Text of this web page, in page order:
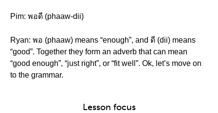
Pim: พอดี (phaaw-dii)
Ryan: พอ (phaaw) means “enough”, and ดี (dii) means
“good”. Together they form an adverb that can mean
“good enough”, “just right”, or “fit well”. Ok, let’s move on
to the grammar.
Lesson focus